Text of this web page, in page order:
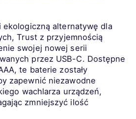
ekologiczną alternatywę dla
Trust z przyjemnością
swojej nowej serii
przez USB-C. Dostępne
te baterie zostały
zapewnić niezawodne
wachlarza urządzeń,
zmniejszyć ilość